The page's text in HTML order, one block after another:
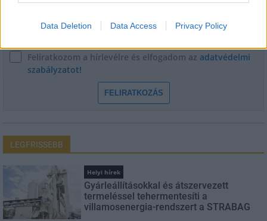
Data Deletion Data Access Privacy Policy
Feliratkozom a hírlevélre és elfogadom az adatvédelmi
szabályzatot!
FELIRATKOZÁS
LEGFRISSEBB
Helyi hírek
Gyárleállításokkal és átszervezett
termeléssel tehermentesíti a
villamosenergia-rendszert a STRABAG